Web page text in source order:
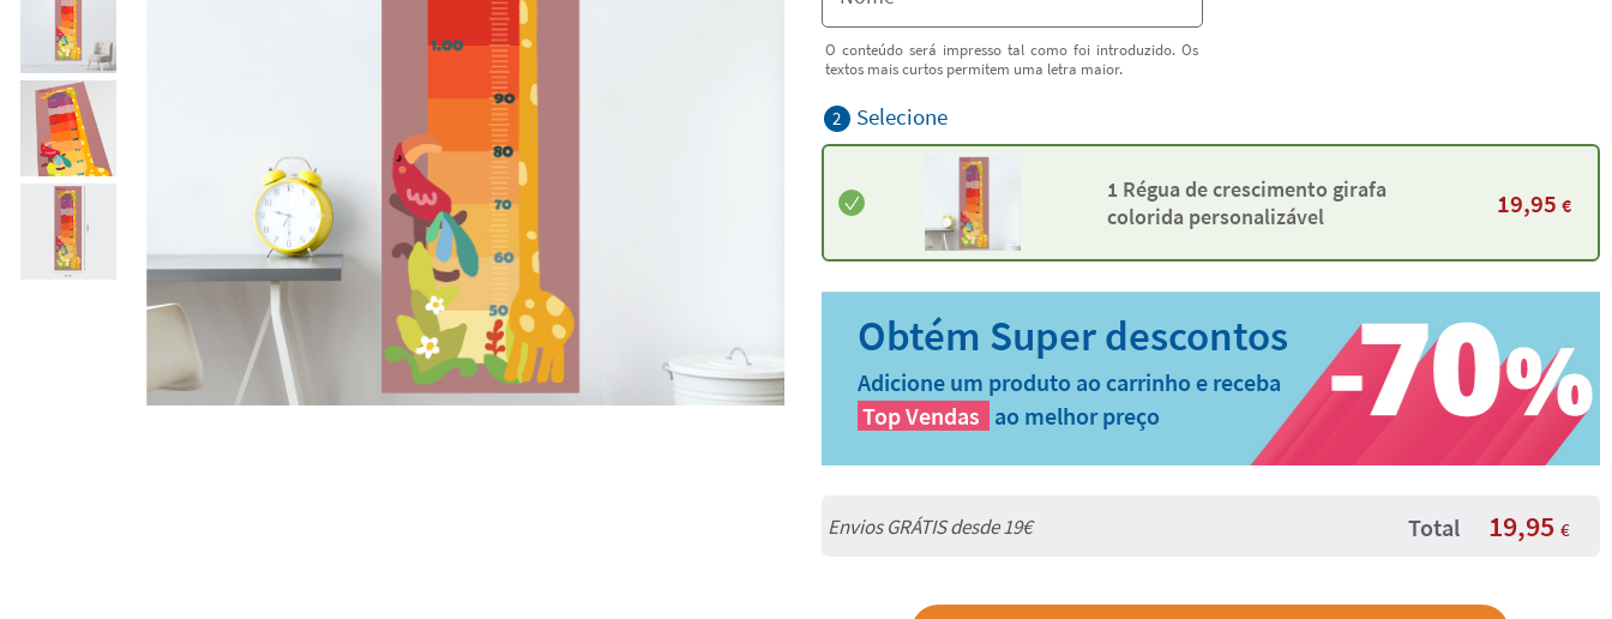
O conteúdo será impresso tal como foi introduzido. Os
textos mais curtos permitem uma letra maior.
2 Selecione
1 Régua de crescimento girafa
colorida personalizável
19,95 €
Adicione um produto ao carrinho e receba
Top Vendas ao melhor preço
Envios GRÁTIS desde 19€ Total 19,95 €